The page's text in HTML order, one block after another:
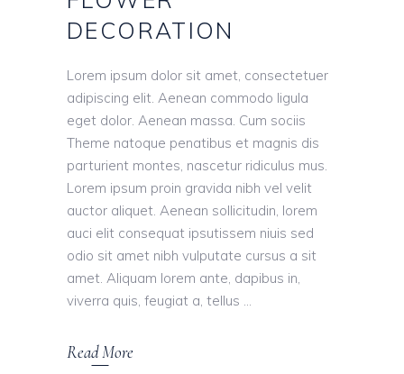
DECORATION
Lorem ipsum dolor sit amet, consectetuer
adipiscing elit. Aenean commodo ligula
eget dolor. Aenean massa. Cum sociis
Theme natoque penatibus et magnis dis
parturient montes, nascetur ridiculus mus.
Lorem ipsum proin gravida nibh vel velit
auctor aliquet. Aenean sollicitudin, lorem
auci elit consequat ipsutissem niuis sed
odio sit amet nibh vulputate cursus a sit
amet. Aliquam lorem ante, dapibus in,
viverra quis, feugiat a, tellus
Read More